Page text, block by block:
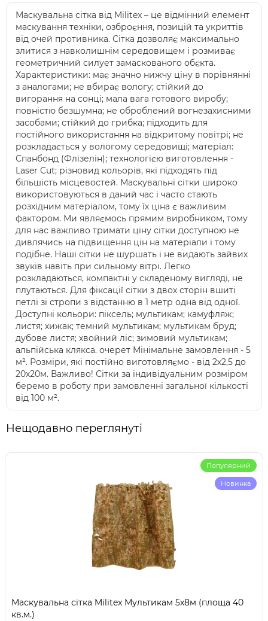
Маскувальна сітка від Militex – це відмінний елемент
маскування техніки, озброєння, позицій та укриттів
від очей противника. Сітка дозволяє максимально
злитися з навколишнім середовищем і розмиває
геометричний силует замаскованого обєкта.
Характеристики: має значно нижчу ціну в порівнянні
з аналогами; не вбирає вологу; стійкий до
вигорання на сонці; мала вага готового виробу;
повністю безшумна; не оброблений вогнезахисними
засобами; стійкий до грибка; підходить для
постійного використання на відкритому повітрі; не
розкладається у вологому середовищі; матеріал:
Спанбонд (Флізелін); технологією виготовлення -
Laser Cut; різновид кольорів, які підходять під
більшість місцевостей. Маскувальні сітки широко
використовуються в даний час і часто стають
розхідним матеріалом, тому їх ціна є важливим
фактором. Ми являємось прямим виробником, тому
для нас важливо тримати ціну сітки доступною не
дивлячись на підвищення цін на матеріали і тому
подібне. Наші сітки не шуршать і не видають зайвих
звуків навіть при сильному вітрі. Легко
розкладаються, компактні у складеному вигляді, не
плутаються. Для фіксації сітки з двох сторін вшиті
петлі зі стропи з відстанню в 1 метр одна від одної.
Доступні кольори: піксель; мультикам; камуфляж;
листя; хижак; темний мультикам; мультикам бруд;
дубове листя; хвойний ліс; зимовий мультикам;
альпійська клякса. очерет Мінімальне замовлення - 5
м². Розміри, які постійно виготовляємо - від 2х2,5 до
20х20м. Важливо! Сітки за індивідуальним розміром
беремо в роботу при замовленні загальної кількості
від 100 м².
Нещодавно переглянуті
Популярний
Новинка
Маскувальна сітка Militex Мультикам 5х8м (площа 40
кв.м.)